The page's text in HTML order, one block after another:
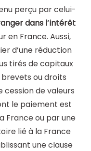
perçu par celui-
dans l’intérêt
en France. Aussi,
d’une réduction
tirés de capitaux
ou droits
cession de valeurs
le paiement est
France ou par une
lié à la France
une clause